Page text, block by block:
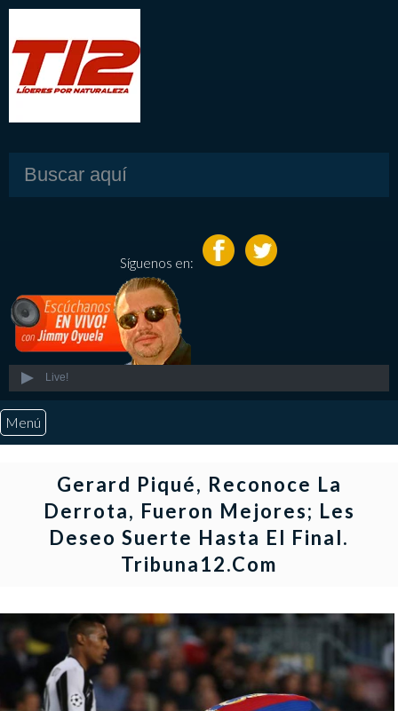
Síguenos en:
Live!
Menú
Noticias
Otros Deportes
Gerard Piqué, Reconoce La
Derrota, Fueron Mejores; Les
Deseo Suerte Hasta El Final.
Tribuna12.com